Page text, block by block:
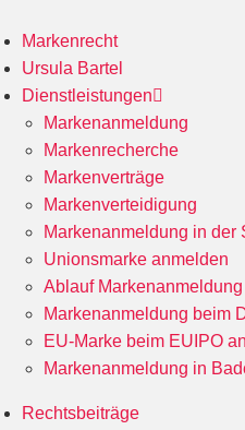
Markenrecht
Ursula Bartel
Dienstleistungen
Markenanmeldung
Markenrecherche
Markenverträge
Markenverteidigung
Markenanmeldung in der
Unionsmarke anmelden
Ablauf Markenanmeldung
Markenanmeldung beim
EU-Marke beim EUIPO
Markenanmeldung in
Rechtsbeiträge